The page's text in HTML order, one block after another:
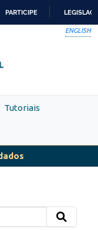
PARTICIPE
ENGLISH
Tutoriais